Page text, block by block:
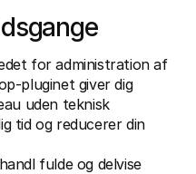
for administration af
pluginet giver dig
uden teknisk
tid og reducerer din
fulde og delvise